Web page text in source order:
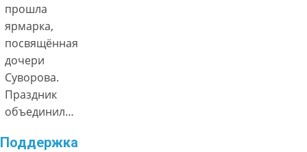
прошла
ярмарка,
посвящённая
дочери
Суворова.
Праздник
объединил…
Поддержка